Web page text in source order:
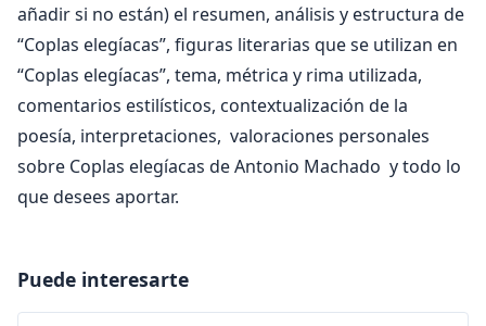
añadir si no están) el resumen, análisis y estructura de
“Coplas elegíacas”, figuras literarias que se utilizan en
“Coplas elegíacas”, tema, métrica y rima utilizada,
comentarios estilísticos, contextualización de la
poesía, interpretaciones, valoraciones personales
sobre Coplas elegíacas de Antonio Machado y todo lo
que desees aportar.
Puede interesarte